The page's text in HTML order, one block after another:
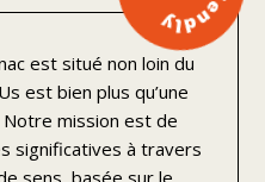
est situé non loin du
est bien plus qu’une
Notre mission est de
significatives à travers